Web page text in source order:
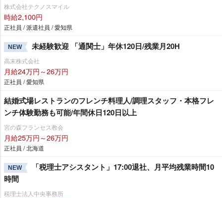
株式会社テクノスマイル
時給2,100円
正社員 / 派遣社員 / 愛知県
NEW 未経験歓迎 「通関士」年休120日/残業月20H
高末株式会社
月給24万円～26万円
正社員 / 愛知県
結婚式場レストランのフレンチ料理人/調理スタッフ・本格フレ
ンチ体験勤務も可能/年間休日120日以上
宮の森フランセス教会
月給25万円～26万円
正社員 / 北海道
NEW
「税理士アシスタント」17:00退社、月平均残業時間10
時間
税理士法人中央事務所